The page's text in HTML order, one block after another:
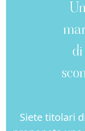
di
Siete titolari